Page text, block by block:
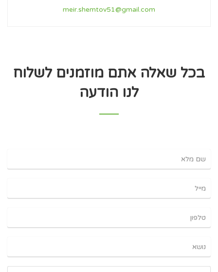
meir.shemtov51@gmail.com
בכל שאלה אתם מוזמנים לשלוח
לנו הודעה